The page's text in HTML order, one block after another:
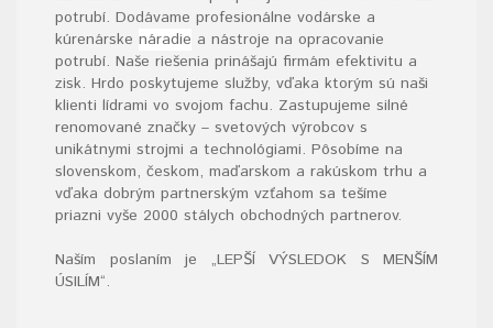
potrubí. Dodávame profesionálne vodárske a
kúrenárske náradie a nástroje na opracovanie
potrubí. Naše riešenia prinášajú firmám efektivitu a
zisk. Hrdo poskytujeme služby, vďaka ktorým sú naši
klienti lídrami vo svojom fachu. Zastupujeme silné
renomované značky – svetových výrobcov s
unikátnymi strojmi a technológiami. Pôsobíme na
slovenskom, českom, maďarskom a rakúskom trhu a
vďaka dobrým partnerským vzťahom sa tešíme
priazni vyše 2000 stálych obchodných partnerov.
Naším poslaním je „LEPŠÍ VÝSLEDOK S MENŠÍM
ÚSILÍM“.